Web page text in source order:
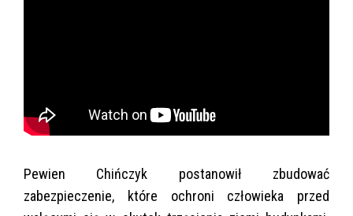
Pewien Chińczyk postanowił zbudować
zabezpieczenie, które ochroni człowieka przed